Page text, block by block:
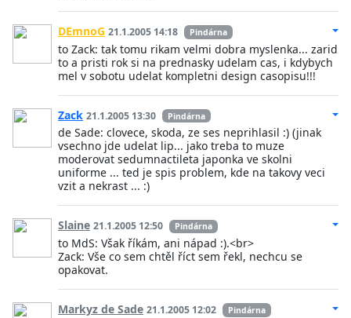
DEmnoG 21.1.2005 14:18 Pindárna
to Zack: tak tomu rikam velmi dobra myslenka... zarid
to a pristi rok si na prednasky udelam cas, i kdybych
mel v sobotu udelat kompletni design casopisu!!!
Zack 21.1.2005 13:30 Pindárna
de Sade: clovece, skoda, ze ses neprihlasil :) (jinak
vsechno jde udelat lip... jako treba to muze
moderovat sedumnactileta japonka ve skolni
uniforme ... ted je spis problem, kde na takovy veci
vzit a nekrast ... :)
Slaine 21.1.2005 12:50 Pindárna
to MdS: Však říkám, ani nápad :).<br>
Zack: Vše co sem chtěl říct sem řekl, nechcu se
opakovat.
Markyz de Sade 21.1.2005 12:02 Pindárna